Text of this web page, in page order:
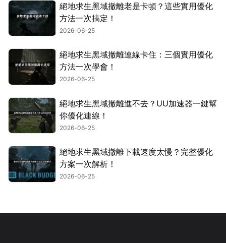
絕地求生黑域撤離老是卡頓？這些實用優化
方法一次搞定！
2026-06-25
絕地求生黑域撤離連線卡住：三個實用優化
方法一次學會！
2026-06-25
絕地求生黑域撤離進不去？UU加速器一鍵幫
你優化連線！
2026-06-25
絕地求生黑域撤離下載速度太慢？完整優化
方案一次解析！
2026-06-25